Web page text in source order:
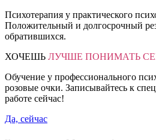
Психотерапия у практического
Положительный и долгосрочный
обратившихся.
ХОЧЕШЬ ЛУЧШЕ ПОНИМАТЬ
Обучение у профессионального
розовые очки. Записывайтесь к
работе сейчас!
Да, сейчас